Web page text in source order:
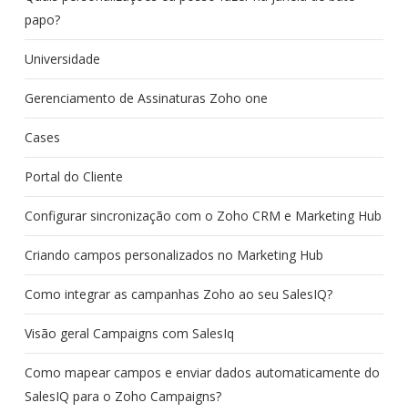
papo?
Universidade
Gerenciamento de Assinaturas Zoho one
Cases
Portal do Cliente
Configurar sincronização com o Zoho CRM e Marketing Hub
Criando campos personalizados no Marketing Hub
Como integrar as campanhas Zoho ao seu SalesIQ?
Visão geral Campaigns com SalesIq
Como mapear campos e enviar dados automaticamente do
SalesIQ para o Zoho Campaigns?